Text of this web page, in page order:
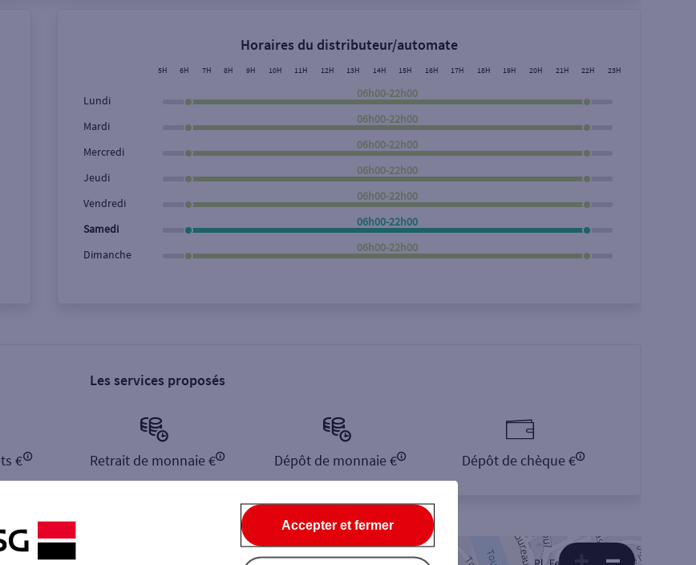
Retrait de monnaie €
Rue Rechercher
Horaires du distributeur/automate
5H 6H 7H 8H 9H 10H 11H 12H 13H 14H 15H 16H 17H 18H 19H 20H 21H 22H 23H
Lundi
06h00-22h00
Mardi
06h00-22h00
Mercredi
06h00-22h00
Jeudi
06h00-22h00
Vendredi
06h00-22h00
Samedi
06h00-22h00
Dimanche
06h00-22h00
Les services proposés
€ Retrait de monnaie € Dépôt de monnaie € Dépôt de chèque €
Accepter et fermer